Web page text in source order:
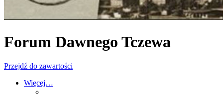
Forum Dawnego Tczewa
Przejdź do zawartości
Więcej…